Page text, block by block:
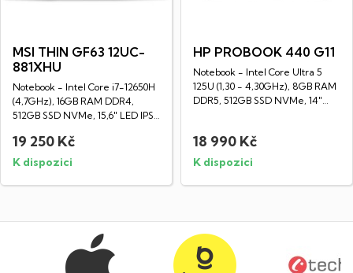
MSI THIN GF63 12UC-
881XHU
Notebook - Intel Core i7-12650H
(4,7GHz), 16GB RAM DDR4,
512GB SSD NVMe, 15,6" LED IPS
19 250 Kč
K dispozici
HP PROBOOK 440 G11
Notebook - Intel Core Ultra 5
125U (1,30 - 4,30GHz), 8GB RAM
DDR5, 512GB SSD NVMe, 14"
18 990 Kč
K dispozici